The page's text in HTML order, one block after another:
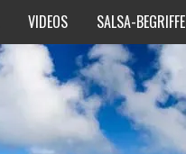
VIDEOS SALSA-BEGRIFFE